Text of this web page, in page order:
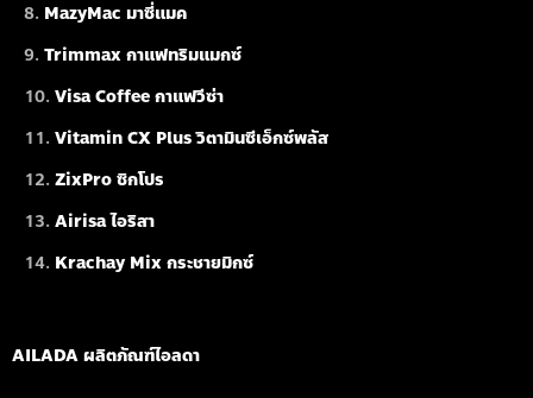
MazyMac มาซี่แมค
Trimmax กาแฟทริมแมกซ์
Visa Coffee กาแฟวีซ่า
Vitamin CX Plus วิตามินซีเอ็กซ์พลัส
ZixPro ซิกโปร
Airisa ไอริสา
Krachay Mix กระชายมิกซ์
AILADA ผลิตภัณฑ์ไอลดา